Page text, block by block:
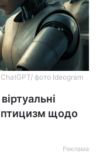
фото Ideogram
щодо
Реклама